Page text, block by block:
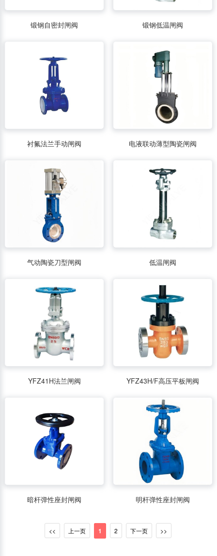
锻钢自密封闸阀 锻钢低温闸阀
衬氟法兰手动闸阀 电液联动薄型陶瓷闸阀
气动陶瓷刀型闸阀 低温闸阀
YFZ41H法兰闸阀 YFZ43H/F高压平板闸阀
暗杆弹性座封闸阀 明杆弹性座封闸阀
<< 上一页 1 2 下一页 >>